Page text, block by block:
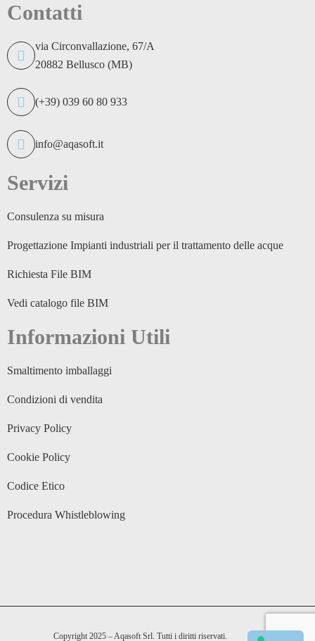
Contatti
via Circonvallazione, 67/A
20882 Bellusco (MB)
(+39) 039 60 80 933
info@aqasoft.it
Servizi
Consulenza su misura
Progettazione Impianti industriali per il trattamento delle acque
Richiesta File BIM
Vedi catalogo file BIM
Informazioni Utili
Smaltimento imballaggi
Condizioni di vendita
Privacy Policy
Cookie Policy
Codice Etico
Procedura Whistleblowing
Copyright 2025 – Aqasoft Srl. Tutti i diritti riservati.